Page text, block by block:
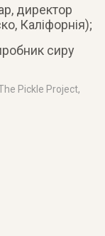
директор
Каліфорнія);
сиру
Pickle Project,